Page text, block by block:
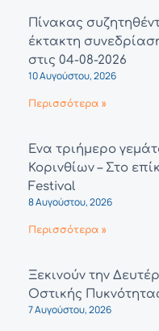
Πίνακας
έκτακτη
στις 04-08-2026
10 Αυγούστου, 2026
Περισσότερα »
Ένα τριήμερο
Κορινθίων – Στο
Festival
8 Αυγούστου, 2026
Περισσότερα »
Ξεκινούν την
Οστικής
7 Αυγούστου, 2026